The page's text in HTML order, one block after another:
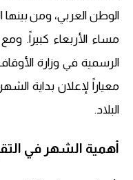
الوطن العربي، ومن بينها
مساء الأربعاء كبيراً.
الرسمية في وزارة
معياراً لإعلان بداية
البلاد.
أهمية الشهر في